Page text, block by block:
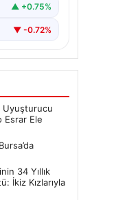
▲ +0.75%
▼ -0.72%
Uyuşturucu
Esrar Ele
34 Yıllık
İkiz Kızlarıyla